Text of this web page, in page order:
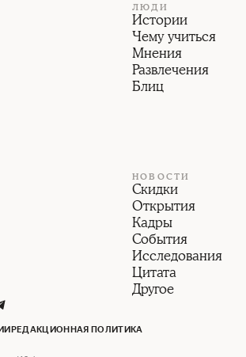
ЛЮДИ
Истории
Чему учиться
Мнения
Развлечения
Блиц
НОВОСТИ
Скидки
Открытия
Кадры
События
Исследования
Цитата
Другое
РЕДАКЦИОННАЯ ПОЛИТИКА